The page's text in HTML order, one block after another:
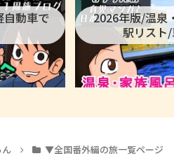
動車で
2026年版/温泉
駅リスト
▼全国番外編の旅一覧ページ